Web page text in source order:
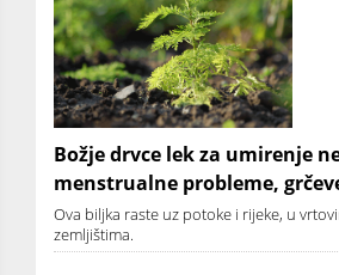
Božje drvce lek za umirenje
menstrualne probleme,
Ova biljka raste uz potoke i rijeke, u
zemljištima.